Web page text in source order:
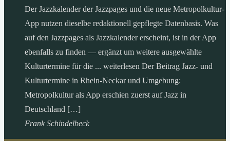
Der Jazzkalender der Jazzpages und die neue Metropolkultur-
App nutzen dieselbe redaktionell gepflegte Datenbasis. Was
auf den Jazzpages als Jazzkalender erscheint, ist in der App
ebenfalls zu finden — ergänzt um weitere ausgewählte
Kulturtermine für die ... weiterlesen Der Beitrag Jazz- und
Kulturtermine in Rhein-Neckar und Umgebung:
Metropolkultur als App erschien zuerst auf Jazz in
Deutschland […]
Frank Schindelbeck